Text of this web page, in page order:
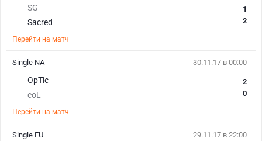
SG
Sacred
1
2
Перейти на матч
30.11.17 в 00:00
OpTic
coL
2
0
Перейти на матч
Single NA
29.11.17 в 22:00
Single EU